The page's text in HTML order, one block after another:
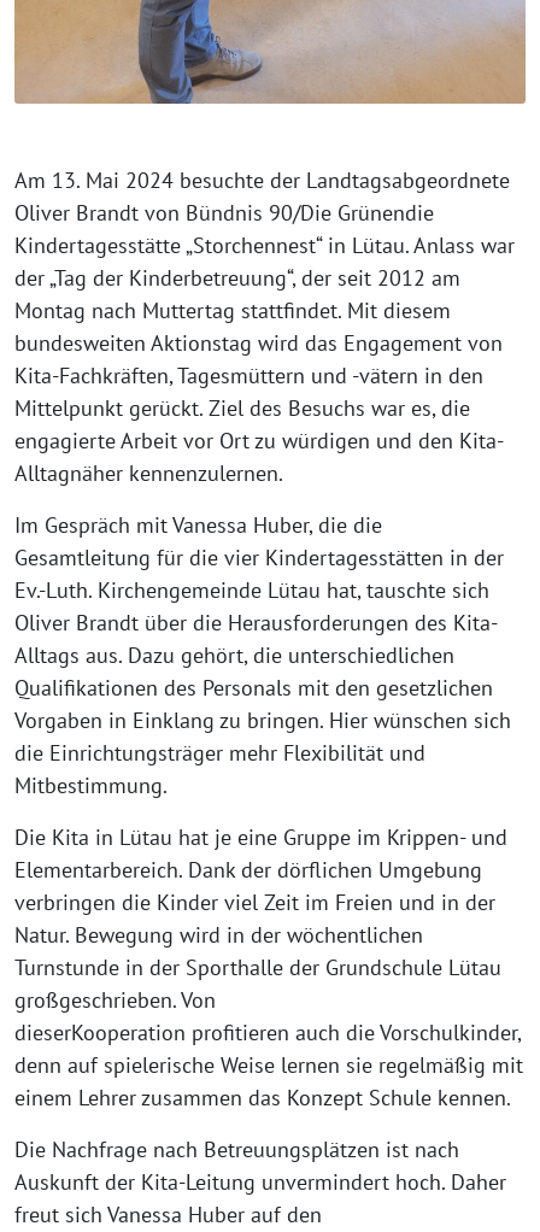
Am 13. Mai 2024 besuchte der Landtagsabgeordnete
Oliver Brandt von Bündnis 90/Die Grünendie
Kindertagesstätte „Storchennest“ in Lütau. Anlass war
der „Tag der Kinderbetreuung“, der seit 2012 am
Montag nach Muttertag stattfindet. Mit diesem
bundesweiten Aktionstag wird das Engagement von
Kita-Fachkräften, Tagesmüttern und -vätern in den
Mittelpunkt gerückt. Ziel des Besuchs war es, die
engagierte Arbeit vor Ort zu würdigen und den Kita-
Alltagnäher kennenzulernen.
Im Gespräch mit Vanessa Huber, die die
Gesamtleitung für die vier Kindertagesstätten in der
Ev.-Luth. Kirchengemeinde Lütau hat, tauschte sich
Oliver Brandt über die Herausforderungen des Kita-
Alltags aus. Dazu gehört, die unterschiedlichen
Qualifikationen des Personals mit den gesetzlichen
Vorgaben in Einklang zu bringen. Hier wünschen sich
die Einrichtungsträger mehr Flexibilität und
Mitbestimmung.
Die Kita in Lütau hat je eine Gruppe im Krippen- und
Elementarbereich. Dank der dörflichen Umgebung
verbringen die Kinder viel Zeit im Freien und in der
Natur. Bewegung wird in der wöchentlichen
Turnstunde in der Sporthalle der Grundschule Lütau
großgeschrieben. Von
dieserKooperation profitieren auch die Vorschulkinder,
denn auf spielerische Weise lernen sie regelmäßig mit
einem Lehrer zusammen das Konzept Schule kennen.
Die Nachfrage nach Betreuungsplätzen ist nach
Auskunft der Kita-Leitung unvermindert hoch. Daher
freut sich Vanessa Huber auf den